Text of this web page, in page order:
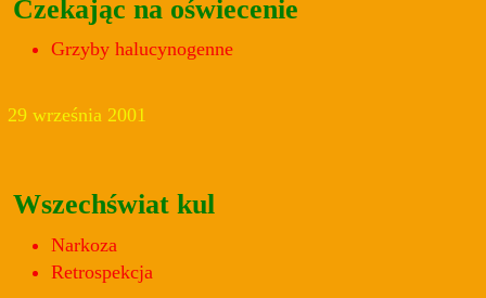
Czekając na oświecenie
Grzyby halucynogenne
29 września 2001
Wszechświat kul
Narkoza
Retrospekcja